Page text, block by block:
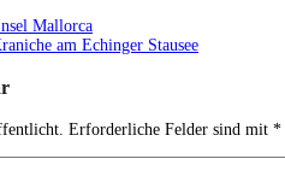
Mallorca
am Echinger Stausee
Erforderliche Felder sind mit *